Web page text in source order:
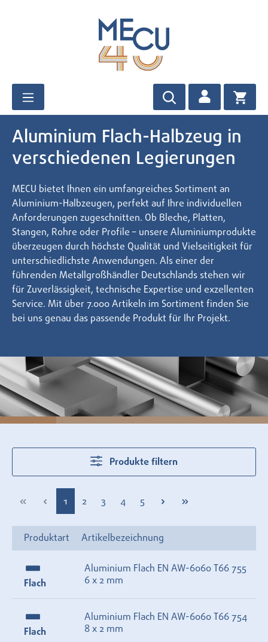
Aluminium Flach-Halbzeug in
verschiedenen Legierungen
MECU bietet Ihnen ein umfangreiches Sortiment an
Aluminium-Halbzeugen, perfekt auf Ihre individuellen
Anforderungen zugeschnitten. Ob Bleche, Platten,
Stangen, Rohre oder Profile – unsere Aluminiumprodukte
überzeugen durch höchste Qualität und Vielseitigkeit für
unterschiedlichste Anwendungen. Als einer der
führenden Metallgroßhändler Deutschlands stehen wir
für Zuverlässigkeit, technische Expertise und exzellenten
Service. Mit über 7.000 Artikeln im Sortiment finden Sie
bei uns genau das passende Produkt für Ihr Projekt.
Produkte filtern
Seite
1 Seite
2 Seite
3 Seite
4 Seite
5
Produktart Artikelbezeichnung
Flach
Aluminium Flach EN AW-6060 T66 755
6 x 2 mm
Flach
Aluminium Flach EN AW-6060 T66 754
8 x 2 mm